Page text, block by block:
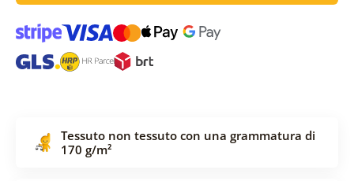
Tessuto non tessuto con una grammatura di
170 g/m²